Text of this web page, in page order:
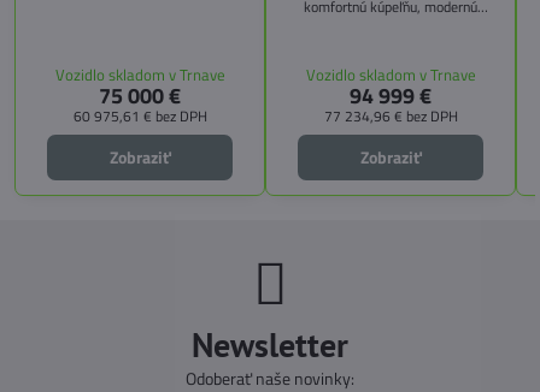
pozdĺžnemu lôžku a možnosti
doplniť predné prídavné lôžko.
Vozidlo skladom v Trnave
75 000 €
60 975,61 € bez DPH
Zobraziť
komfortnú kúpeľňu, modernú
CITY, TECHNO, SICHERHEIT a
MEGA WINTER získate maximálnu
bezpečnosť, pohodlie a
technologické inovácie. Ideálna
voľba pre tých, ktorí hľadajú luxus,
funkčnosť a slobodu na cestách.
Vozidlo skladom v Trnave
94 999 €
77 234,96 € bez DPH
Zobraziť
Newsletter
Odoberať naše novinky: